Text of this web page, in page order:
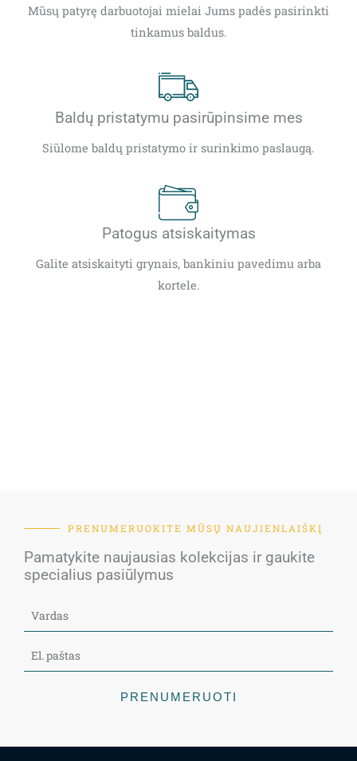
Mūsų patyrę darbuotojai mielai Jums padės pasirinkti
tinkamus baldus.
Baldų pristatymu pasirūpinsime mes
Siūlome baldų pristatymo ir surinkimo paslaugą.
Patogus atsiskaitymas
Galite atsiskaityti grynais, bankiniu pavedimu arba
kortele.
PRENUMERUOKITE MŪSŲ NAUJIENLAIŠKĮ
Pamatykite naujausias kolekcijas ir gaukite
specialius pasiūlymus
PRENUMERUOTI